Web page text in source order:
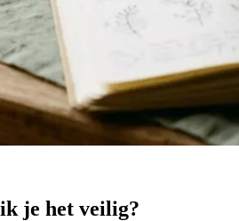
je het veilig?